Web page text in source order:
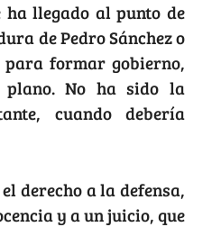
ha llegado al punto de
de Pedro Sánchez o
para formar gobierno,
plano. No ha sido la
cuando debería
derecho a la defensa,
y a un juicio, que